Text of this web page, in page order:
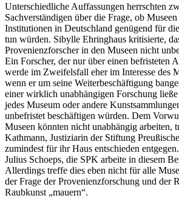
Unterschiedliche Auffassungen herrschten
Sachverständigen über die Frage, ob
Institutionen in Deutschland genügend für
tun würden. Sibylle Ehringhaus kritisierte,
Provenienzforscher in den Museen nicht
Ein Forscher, der nur über einen befristeten
werde im Zweifelsfall eher im Interesse des
wenn er um seine Weiterbeschäftigung
einer wirklich unabhängigen Forschung
jedes Museum oder andere
unbefristet beschäftigen würden. Dem
Museen könnten nicht unabhängig arbeiten,
Kathmann, Justiziarin der Stiftung
zumindest für ihr Haus entschieden
Julius Schoeps, die SPK arbeite in diesem
Allerdings treffe dies eben nicht für alle
der Frage der Provenienzforschung und der
Raubkunst „mauern“.